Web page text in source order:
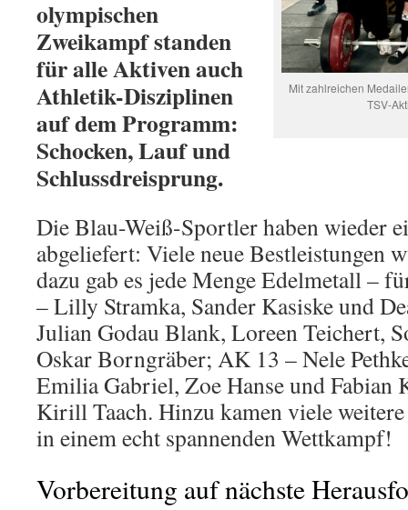
Mit zahlreichen
TSV-
olympischen
Zweikampf standen
für alle Aktiven auch
Athletik-Disziplinen
auf dem Programm:
Schocken, Lauf und
Schlussdreisprung.
Die Blau-Weiß-Sportler haben wieder
abgeliefert: Viele neue Bestleistungen
dazu gab es jede Menge Edelmetall –
– Lilly Stramka, Sander Kasiske und
Julian Godau Blank, Loreen Teichert,
Oskar Borngräber; AK 13 – Nele
Emilia Gabriel, Zoe Hanse und Fabian
Kirill Taach. Hinzu kamen viele
in einem echt spannenden Wettkampf!
Vorbereitung auf nächste